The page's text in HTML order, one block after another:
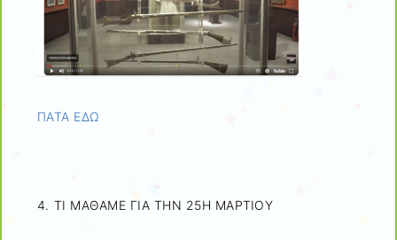
ΠΑΤΑ ΕΔΩ
4. ΤΙ ΜΑΘΑΜΕ ΓΙΑ ΤΗΝ 25Η ΜΑΡΤΙΟΥ